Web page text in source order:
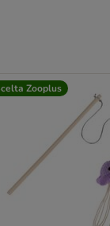
Zooplus